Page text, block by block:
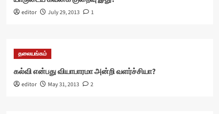
editor July 29, 2013 1
தலையங்கம்
கல்வி என்பது வியாபாரமா அன்றி வளர்ச்சியா?
editor May 31, 2013 2